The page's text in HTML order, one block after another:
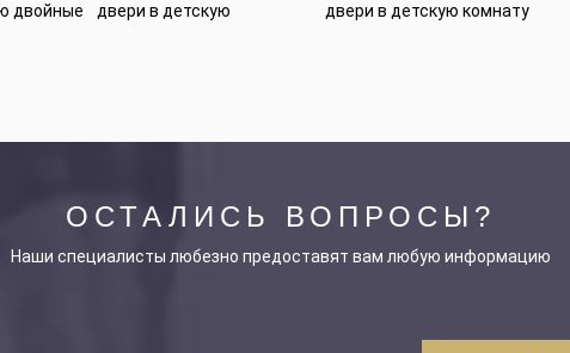
двойные двери в детскую двери в детскую комнату
ОСТАЛИСЬ ВОПРОСЫ?
Наши специалисты любезно предоставят вам любую информацию